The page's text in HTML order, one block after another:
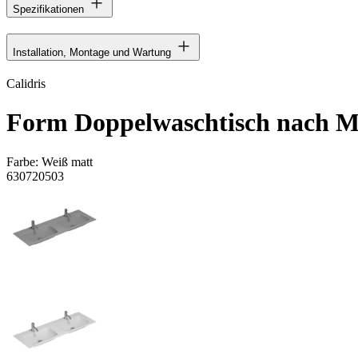
Spezifikationen
Installation, Montage und Wartung
Calidris
Form Doppelwaschtisch nach
Farbe: Weiß matt
630720503